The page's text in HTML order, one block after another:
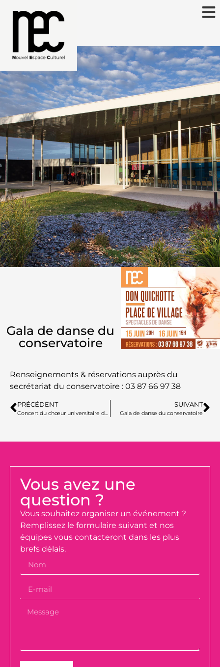
Gala de danse du
conservatoire
Renseignements & réservations auprès du
secrétariat du conservatoire : 03 87 66 97 38
PRÉCÉDENT
Concert du chœur universitaire de Metz
SUIVANT
Gala de danse du conservatoire
Vous avez une
question ?
Vous souhaitez organiser un événement ?
Remplissez le formulaire suivant et nos
équipes vous contacteront dans les plus
brefs délais.